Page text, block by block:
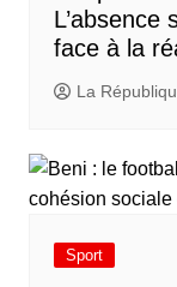
L’absence
face à la
La
Sport